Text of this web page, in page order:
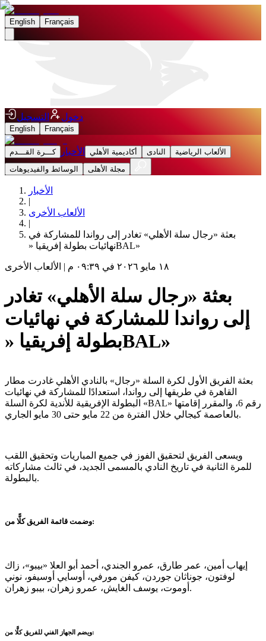
English Français
دخول التسجيل
English Français
كـــرة القـــدم الأخبار أكاديمية الأهلي النادى
الألعاب الرياضية
الوسائط والفيديوهات
مجلة الأهلى
الأخبار
|
الألعاب الأخرى
|
بعثة «رجال سلة الأهلي» تغادر إلى رواندا للمشاركة في
نهائيات بطولة إفريقيا «‏BAL‏»
١٨ مايو ٢٠٢٦ في ٠٩:٣٩ م | الألعاب الأخرى
بعثة «رجال سلة الأهلي» تغادر
إلى رواندا للمشاركة في نهائيات
بطولة إفريقيا «‏BAL‏»
بعثة الفريق الأول لكرة السلة «رجال» بالنادي الأهلي غادرت مطار
القاهرة في طريقها إلى رواندا، استعدادًا للمشاركة في نهائيات
البطولة الإفريقية للأندية لكرة السلة «BAL» رقم 6، والمقرر إقامتها
بالعاصمة كيجالي خلال الفترة من 22 مايو حتى 30 مايو الجاري.
ويسعى الفريق لتحقيق الفوز في جميع المباريات وتحقيق اللقب
للمرة الثانية في تاريخ النادي بالمسمى الجديد، في ثالث مشاركاته
بالبطولة.
وضمت قائمة الفريق كلًّا من:
إيهاب أمين، عمر طارق، عمرو الجندي، أحمد أبو العلا «بيبو»، زاك
لوفتون، جوناثان جوردن، كيفن مورفي، أوسايي أوسيفو، نوني
أوموت، يوسف الغايش، عمرو زهران، بيبو زهران.
ويضم الجهاز الفني للفريق كلًّا من: